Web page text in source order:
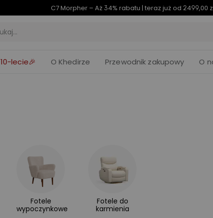
C7 Morpher – Aż 34% rabatu | teraz już od 2499,00
10-lecie🎉 O Khedirze Przewodnik zakupowy O
Fotele
wypoczynkowe
Fotele do
karmienia